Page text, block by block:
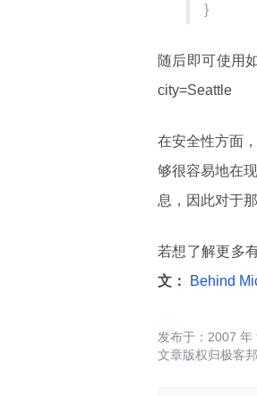
}
随后即可使用
city=Seattle
在安全性方面
够很容易地在
息，因此对于
若想了解更多
文：
Behind
2007 年
文章版权归极客